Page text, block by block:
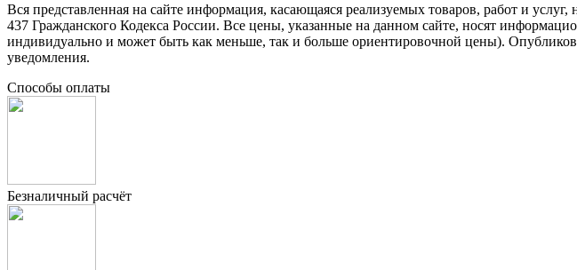
Вся представленная на сайте информация, касающаяся реализуемых товаров, работ и
437 Гражданского Кодекса России. Все цены, указанные на данном сайте, носят
индивидуально и может быть как меньше, так и больше ориентировочной цены).
уведомления.
Способы оплаты
Безналичный расчёт